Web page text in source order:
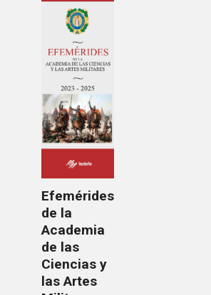
Efemérides
de la
Academia
de las
Ciencias y
las Artes